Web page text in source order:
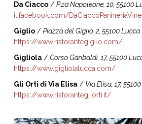
Da Ciacco/ P.za Napoleone, 10, 55100
it.facebook.com/
Giglio/ Piazza del Giglio, 2, 55100 Lucca
https://www.ristorantegiglio.com/
Gigliola/ Corso Garibaldi, 17, 55100
https://www.gigliolalucca.com/
Gli Orti di Via Elisa/ Via Elisa, 17,
https://www.ristorantegliorti.it/